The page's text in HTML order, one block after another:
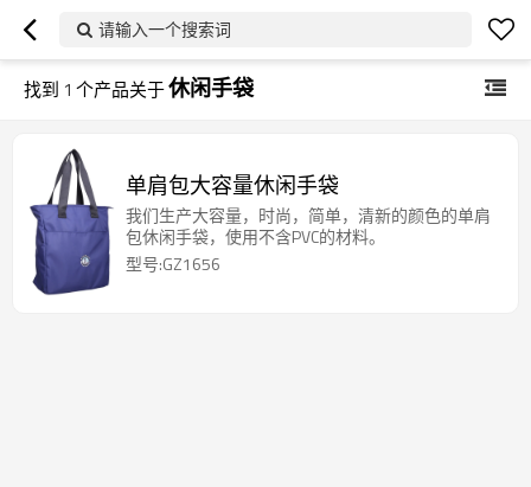
请输入一个搜索词
找到 1 个产品关于休闲手袋
单肩包大容量休闲手袋
我们生产大容量，时尚，简单，清新的颜色的单肩
包休闲手袋，使用不含PVC的材料。
型号:GZ1656